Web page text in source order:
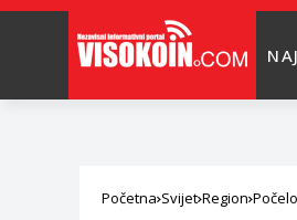
Početna Svijet Region